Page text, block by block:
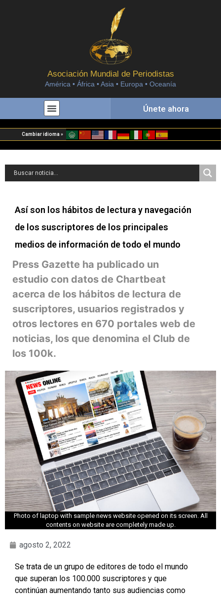
Asociación Mundial de Periodistas
América • África • Asia • Europa • Oceanía
Únete ahora
Cambiar idioma »
Así son los hábitos de lectura y navegación
de los suscriptores de los principales
medios de información de todo el mundo
Press Gazette ha publicado un
estudio con datos de Chartbeat
acerca de los hábitos de lectura de
suscriptores, usuarios registrados y
otros lectores en 670 portales web de
noticias, los que denomina el Club de
los 100k.
Photo of laptop with sample news website opened on its screen. All
contents on website are completely made up.
agosto 2, 2022
Se trata de un grupo de editores de todo el mundo
que superan los 100.000 suscriptores y que
continúan aumentando tanto sus audiencias como